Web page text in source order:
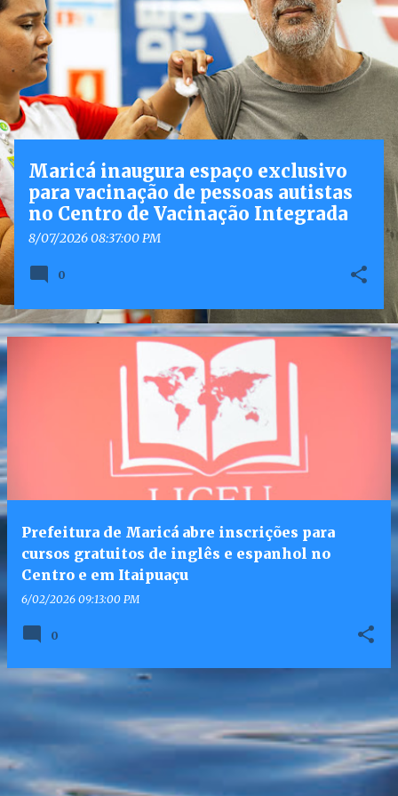
o
s
t
a
g
e
n
s
Maricá inaugura espaço exclusivo
para vacinação de pessoas autistas
no Centro de Vacinação Integrada
8/07/2026 08:37:00 PM
0
Prefeitura de Maricá abre inscrições para
cursos gratuitos de inglês e espanhol no
Centro e em Itaipuaçu
6/02/2026 09:13:00 PM
0